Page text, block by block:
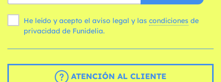
He leído y acepto el aviso legal y las condiciones
privacidad de Funidelia.
ATENCIÓN AL CLIENTE